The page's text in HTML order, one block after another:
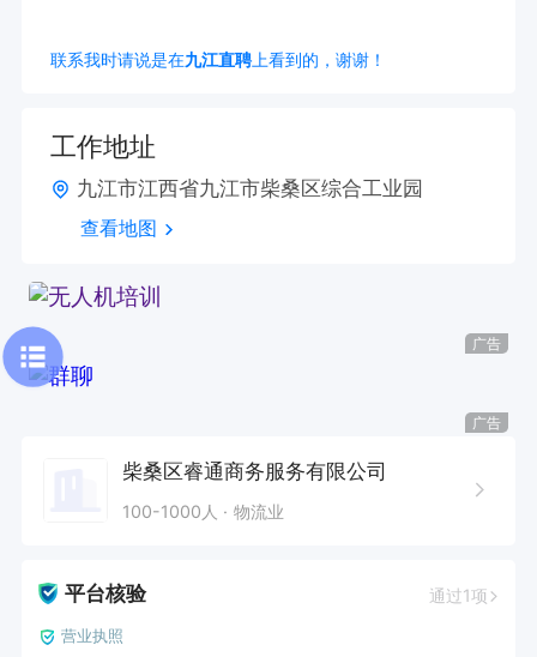
联系我时请说是在九江直聘上看到的，谢谢！
工作地址
九江市江西省九江市柴桑区综合工业园
查看地图
广告
广告
柴桑区睿通商务服务有限公司
100-1000人 物流业
平台核验 通过1项
营业执照